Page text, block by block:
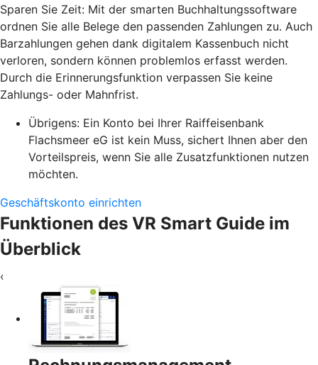
Sparen Sie Zeit: Mit der smarten Buchhaltungssoftware
ordnen Sie alle Belege den passenden Zahlungen zu. Auch
Barzahlungen gehen dank digitalem Kassenbuch nicht
verloren, sondern können problemlos erfasst werden.
Durch die Erinnerungsfunktion verpassen Sie keine
Zahlungs- oder Mahnfrist.
Übrigens: Ein Konto bei Ihrer Raiffeisenbank
Flachsmeer eG ist kein Muss, sichert Ihnen aber den
Vorteilspreis, wenn Sie alle Zusatzfunktionen nutzen
möchten.
Geschäftskonto einrichten
Funktionen des VR Smart Guide im
Überblick
‹